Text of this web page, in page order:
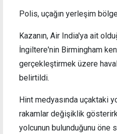
Polis, uçağın yerleşim
Kazanın, Air India'ya ait
İngiltere'nin Birmingham
gerçekleştirmek üzere
belirtildi.
Hint medyasında uçaktaki
rakamlar değişiklik
yolcunun bulunduğunu öne